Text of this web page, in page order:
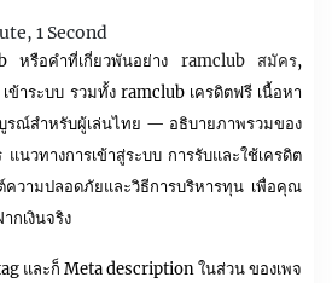
1 Second
หรือคำที่เกี่ยวพันอย่าง ramclub สมัคร,
ข้าระบบ รวมทั้ง ramclub เครดิตฟรี เนื้อหา
รณ์สำหรับผู้เล่นไทย — อธิบายภาพรวมของ
นวทางการเข้าสู่ระบบ การรับและใช้เครดิต
ความปลอดภัยและวิธีการบริหารทุน เพื่อคุณ
กเงินจริง
และก็ Meta description ในส่วน ของเพจ